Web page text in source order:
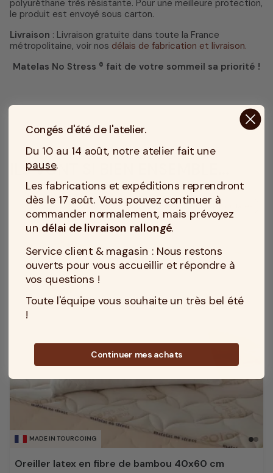
polyuréthane très résistante. Pour une meilleure protection,
le produit est envoyé sous carton.
Livraison : Livraison gratuite dans toute la France
métropolitaine, voir nos délais de fabrication et livraison.
Matelas No Stress ® fait de votre sommeil sa priorité !
ILS VONT SI BIEN ENSEMBLE...
MADE IN TOURCOING
Bloc latex
Oreiller latex en fibre de bambou 40x60 cm
Congés d'été de l'atelier.
Du 10 au 14 août, notre atelier fait une
pause.
Les fabrications et expéditions reprendront
dès le 17 août. Vous pouvez continuer à
commander normalement, mais prévoyez
un délai de livraison rallongé.
Service client & magasin : Nous restons
ouverts pour vous accueillir et répondre à
vos questions !
Toute l'équipe vous souhaite un très bel été
!
Continuer mes achats